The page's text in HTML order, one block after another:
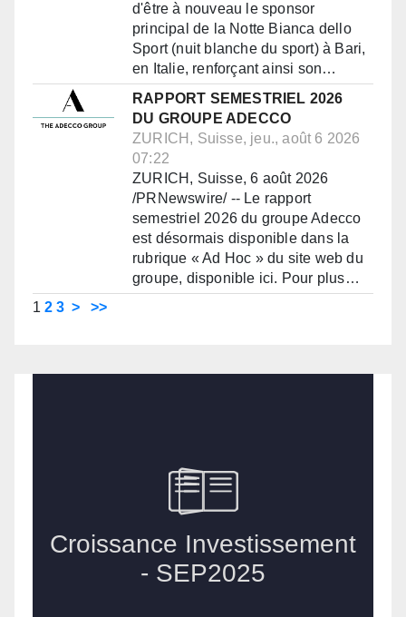
d'être à nouveau le sponsor
principal de la Notte Bianca dello
Sport (nuit blanche du sport) à Bari,
en Italie, renforçant ainsi son…
RAPPORT SEMESTRIEL 2026
DU GROUPE ADECCO
ZURICH, Suisse, jeu., août 6 2026
07:22
ZURICH, Suisse, 6 août 2026
/PRNewswire/ -- Le rapport
semestriel 2026 du groupe Adecco
est désormais disponible dans la
rubrique « Ad Hoc » du site web du
groupe, disponible ici. Pour plus…
1 2 3 > >>